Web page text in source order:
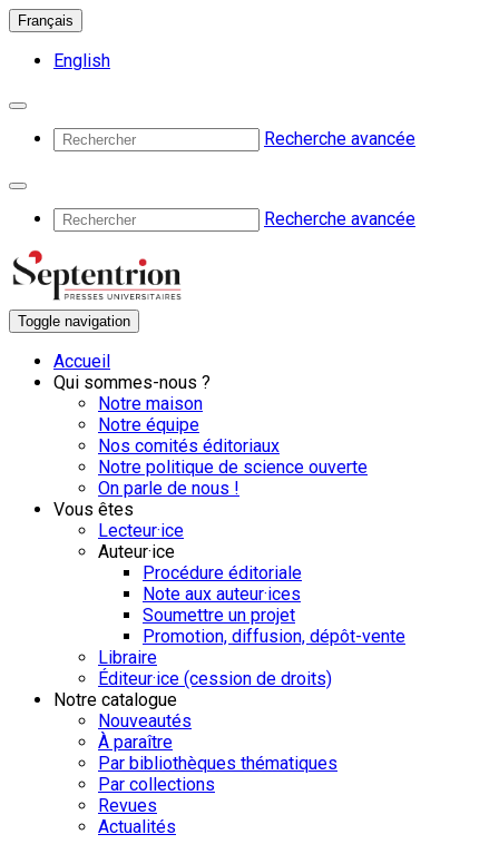
Français
English
Recherche avancée
Recherche avancée
Toggle navigation
Accueil
Qui sommes-nous ?
Notre maison
Notre équipe
Nos comités éditoriaux
Notre politique de science ouverte
On parle de nous !
Vous êtes
Lecteur·ice
Auteur·ice
Procédure éditoriale
Note aux auteur·ices
Soumettre un projet
Promotion, diffusion, dépôt-vente
Libraire
Éditeur·ice (cession de droits)
Notre catalogue
Nouveautés
À paraître
Par bibliothèques thématiques
Par collections
Revues
Actualités